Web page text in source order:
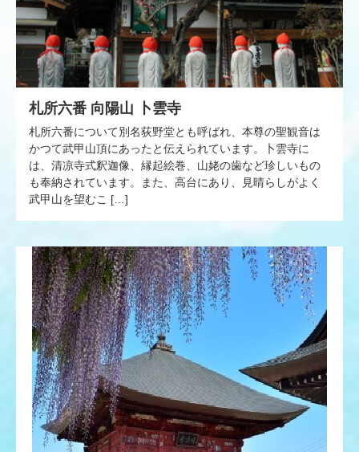
札所六番 向陽山 卜雲寺
札所六番について別名荻野堂とも呼ばれ、本尊の聖観音は
かつて武甲山頂にあったと伝えられています。卜雲寺に
は、清凉寺式釈迦像、縁起絵巻、山姥の歯など珍しいもの
も奉納されています。また、高台にあり、見晴らしがよく
武甲山を望むこ […]